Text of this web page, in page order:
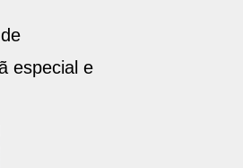
especial e